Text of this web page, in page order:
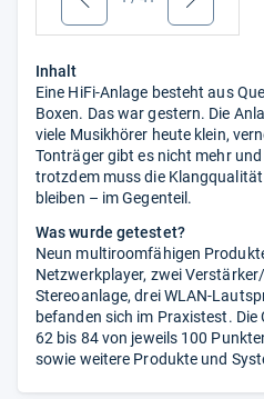
Inhalt
Eine HiFi-Anlage besteht aus
Boxen. Das war gestern. Die
viele Musikhörer heute klein,
Tonträger gibt es nicht mehr
trotzdem muss die
bleiben – im Gegenteil.
Was wurde getestet?
Neun multiroomfähigen
Netzwerkplayer, zwei
Stereoanlage, drei WLAN-
befanden sich im Praxistest.
62 bis 84 von jeweils 100
sowie weitere Produkte und